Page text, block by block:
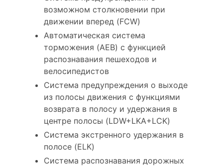
возможном столкновении при
движении вперед (FCW)
Автоматическая система
торможения (AEB) с функцией
распознавания пешеходов и
велосипедистов
Система предупреждения о выходе
из полосы движения с функциями
возврата в полосу и удержания в
центре полосы (LDW+LKA+LCK)
Система экстренного удержания в
полосе (ELK)
Система распознавания дорожных